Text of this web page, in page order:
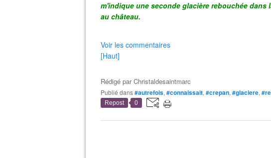
m'indique une seconde glacière rebouchée
au château.
Voir les commentaires
[Haut]
Rédigé parChristaldesaintmarc
Publié dans#autrefois, #connaissait, #crepan, #glaciere,
Repost 0